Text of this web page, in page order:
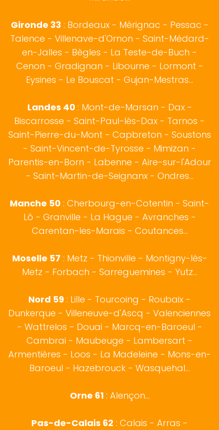
Gironde 33 : Bordeaux- Mérignac - Pessac -
Talence - Villenave-d'Ornon - Saint-Médard-
en-Jalles - Bègles - La Teste-de-Buch -
Cenon - Gradignan - Libourne - Lormont -
Eysines - Le Bouscat - Gujan-Mestras...
Landes 40: Mont-de-Marsan - Dax-
Biscarrosse - Saint-Paul-lès-Dax - Tarnos -
Saint-Pierre-du-Mont - Capbreton - Soustons
- Saint-Vincent-de-Tyrosse - Mimizan -
Parentis-en-Born - Labenne - Aire-sur-l'Adour
- Saint-Martin-de-Seignanx - Ondres...
Manche 50 : Cherbourg-en-Cotentin - Saint-
Lô - Granville - La Hague - Avranches -
Carentan-les-Marais - Coutances...
Moselle 57 : Metz - Thionville - Montigny-lès-
Metz - Forbach - Sarreguemines - Yutz...
Nord 59 : Lille - Tourcoing - Roubaix -
Dunkerque - Villeneuve-d'Ascq - Valenciennes
- Wattrelos - Douai - Marcq-en-Baroeul -
Cambrai - Maubeuge - Lambersart -
Armentières - Loos - La Madeleine - Mons-en-
Baroeul - Hazebrouck - Wasquehal...
Orne 61: Alençon...
Pas-de-Calais 62 : Calais - Arras -